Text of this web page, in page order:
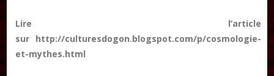
Lire l’article
sur http://culturesdogon.blogspot.com/p/cosmologie-
et-mythes.html